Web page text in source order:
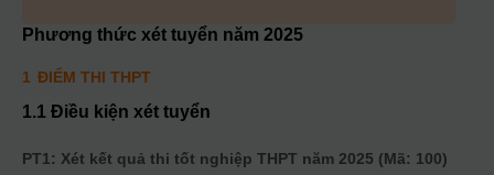
Phương thức xét tuyển năm 2025
1 ĐIỂM THI THPT
1.1 Điều kiện xét tuyển
PT1: Xét kết quả thi tốt nghiệp THPT năm 2025 (Mã: 100)